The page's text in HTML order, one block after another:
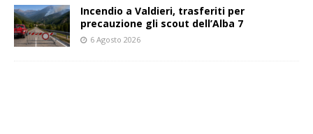
Incendio a Valdieri, trasferiti per
precauzione gli scout dell’Alba 7
6 Agosto 2026